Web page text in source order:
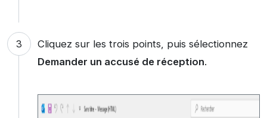
Cliquez sur les trois points, puis sélectionnez
Demander un accusé de réception.